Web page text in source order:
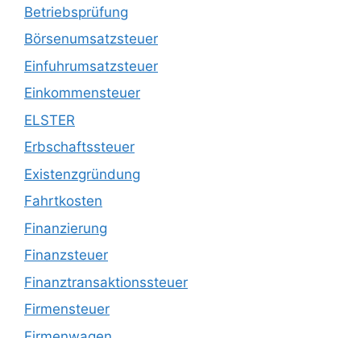
Betriebsprüfung
Börsenumsatzsteuer
Einfuhrumsatzsteuer
Einkommensteuer
ELSTER
Erbschaftssteuer
Existenzgründung
Fahrtkosten
Finanzierung
Finanzsteuer
Finanztransaktionssteuer
Firmensteuer